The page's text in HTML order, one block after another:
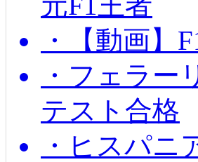
・【動画】
・フェラー
テスト合格
・ヒスパニ